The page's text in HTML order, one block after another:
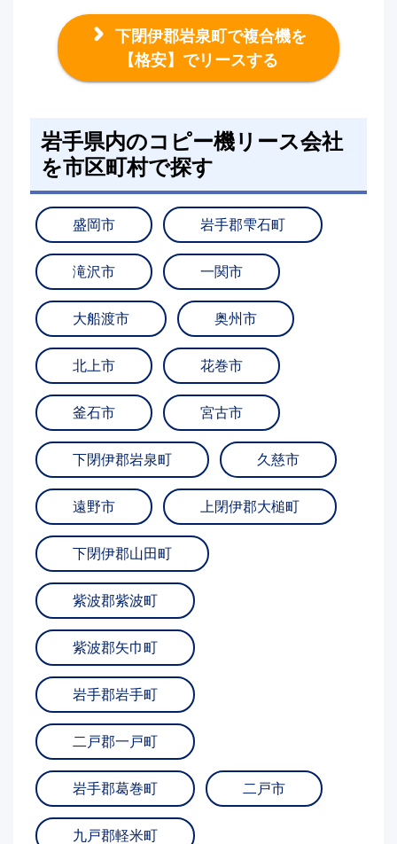
下閉伊郡岩泉町で複合機を
【格安】でリースする
岩手県内のコピー機リース会社
を市区町村で探す
盛岡市 岩手郡雫石町
滝沢市 一関市
大船渡市 奥州市
北上市 花巻市
釜石市 宮古市
下閉伊郡岩泉町 久慈市
遠野市 上閉伊郡大槌町
下閉伊郡山田町
紫波郡紫波町
紫波郡矢巾町
岩手郡岩手町
二戸郡一戸町
岩手郡葛巻町 二戸市
九戸郡軽米町